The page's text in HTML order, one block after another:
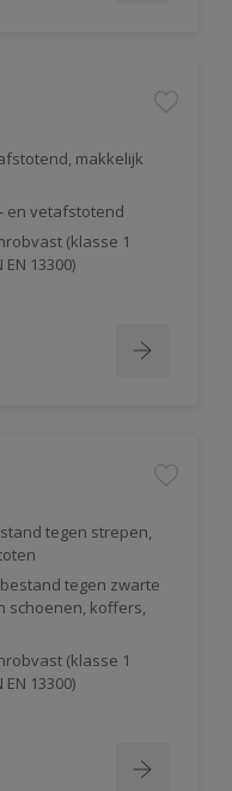
makkelijk
en vetafstotend
(klasse 1
13300)
tegen strepen,
tegen zwarte
schoenen, koffers,
(klasse 1
13300)